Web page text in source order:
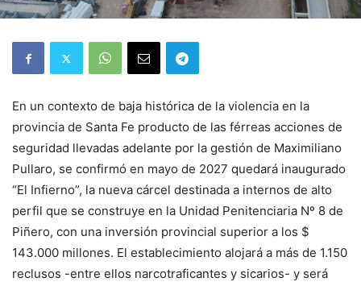
En un contexto de baja histórica de la violencia en la
provincia de Santa Fe producto de las férreas acciones de
seguridad llevadas adelante por la gestión de Maximiliano
Pullaro, se confirmó en mayo de 2027 quedará inaugurado
“El Infierno”, la nueva cárcel destinada a internos de alto
perfil que se construye en la Unidad Penitenciaria Nº 8 de
Piñero, con una inversión provincial superior a los $
143.000 millones. El establecimiento alojará a más de 1.150
reclusos -entre ellos narcotraficantes y sicarios- y será